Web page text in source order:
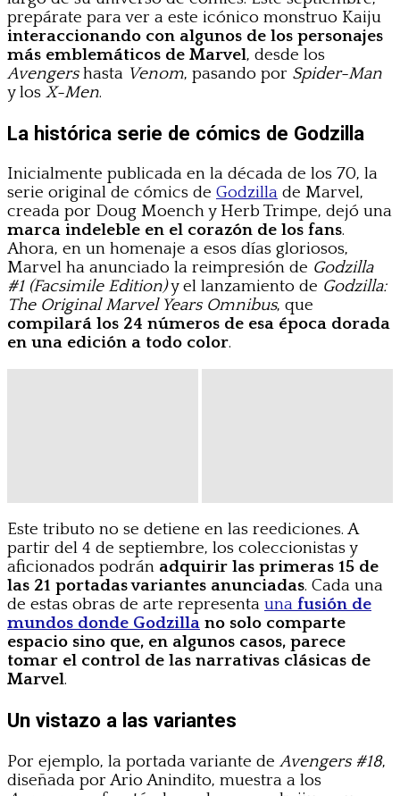
prepárate para ver a este icónico monstruo Kaiju
interaccionando con algunos de los personajes
más emblemáticos de Marvel, desde los
Avengershasta Venom, pasando por Spider-Man
y los X-Men.
La histórica serie de cómics de Godzilla
Inicialmente publicada en la década de los 70, la
serie original de cómics de Godzilla de Marvel,
creada por Doug Moench y Herb Trimpe, dejó una
marca indeleble en el corazón de los fans.
Ahora, en un homenaje a esos días gloriosos,
Marvel ha anunciado la reimpresión de Godzilla
#1 (Facsimile Edition)y el lanzamiento de Godzilla:
The Original Marvel Years Omnibus, que
compilará los 24 números de esa época dorada
en una edición a todo color.
Este tributo no se detiene en las reediciones. A
partir del 4 de septiembre, los coleccionistas y
aficionados podrán adquirir las primeras 15 de
las 21 portadas variantes anunciadas. Cada una
de estas obras de arte representa una fusión de
mundos donde Godzilla no solo comparte
espacio sino que, en algunos casos, parece
tomar el control de las narrativas clásicas de
Marvel.
Un vistazo a las variantes
Por ejemplo, la portada variante deAvengers #18,
diseñada por Ario Anindito, muestra a los